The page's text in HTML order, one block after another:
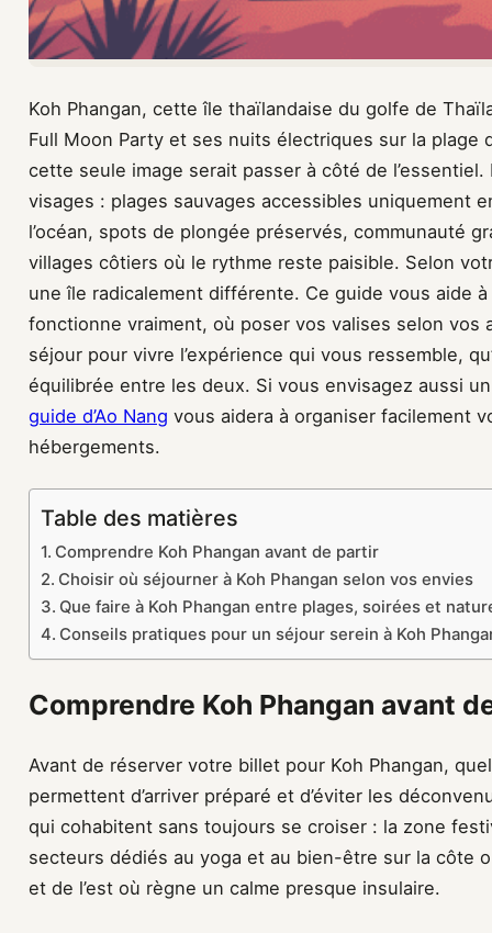
Koh Phangan, cette île thaïlandaise du golfe de
Full Moon Party et ses nuits électriques sur la plage
cette seule image serait passer à côté de
visages : plages sauvages accessibles uniquement
l’océan, spots de plongée préservés, communauté
villages côtiers où le rythme reste paisible. Selon
une île radicalement différente. Ce guide vous aide
fonctionne vraiment, où poser vos valises selon
séjour pour vivre l’expérience qui vous ressemble,
équilibrée entre les deux. Si vous envisagez aussi
guide d’Ao Nang vous aidera à organiser facilement
hébergements.
Table des matières
Comprendre Koh Phangan avant de partir
Choisir où séjourner à Koh Phangan selon vos envies
Que faire à Koh Phangan entre plages, soirées et
Conseils pratiques pour un séjour serein à Koh
Comprendre Koh Phangan avant
Avant de réserver votre billet pour Koh Phangan,
permettent d’arriver préparé et d’éviter les
qui cohabitent sans toujours se croiser : la zone
secteurs dédiés au yoga et au bien-être sur la côte
et de l’est où règne un calme presque insulaire.